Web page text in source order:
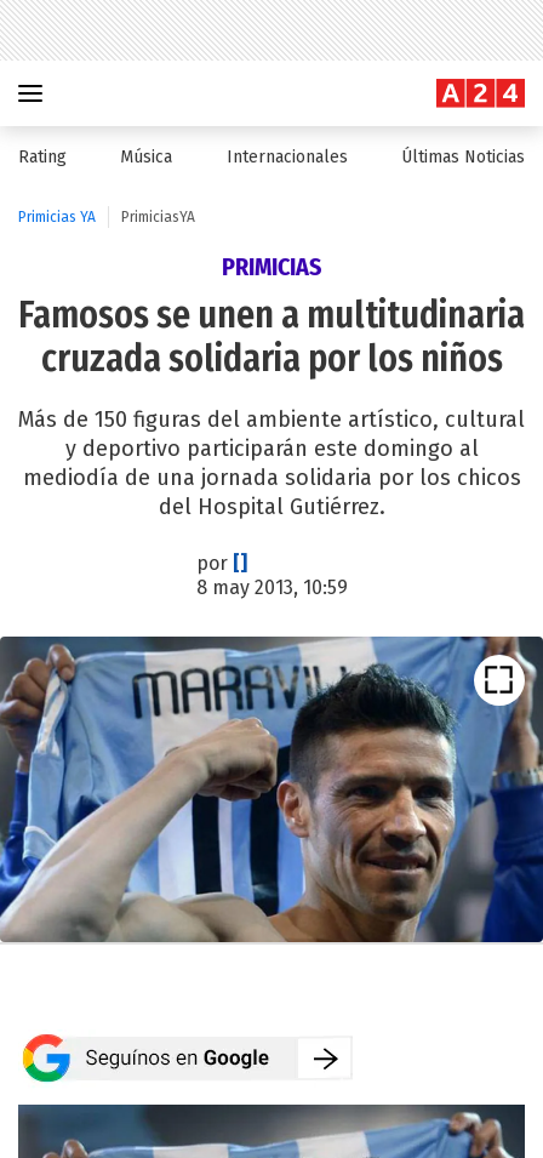
Rating Música Internacionales Últimas Noticias
Primicias YA PrimiciasYA
PRIMICIAS
Famosos se unen a multitudinaria
cruzada solidaria por los niños
Más de 150 figuras del ambiente artístico, cultural
y deportivo participarán este domingo al
mediodía de una jornada solidaria por los chicos
del Hospital Gutiérrez.
por []
8 may 2013, 10:59